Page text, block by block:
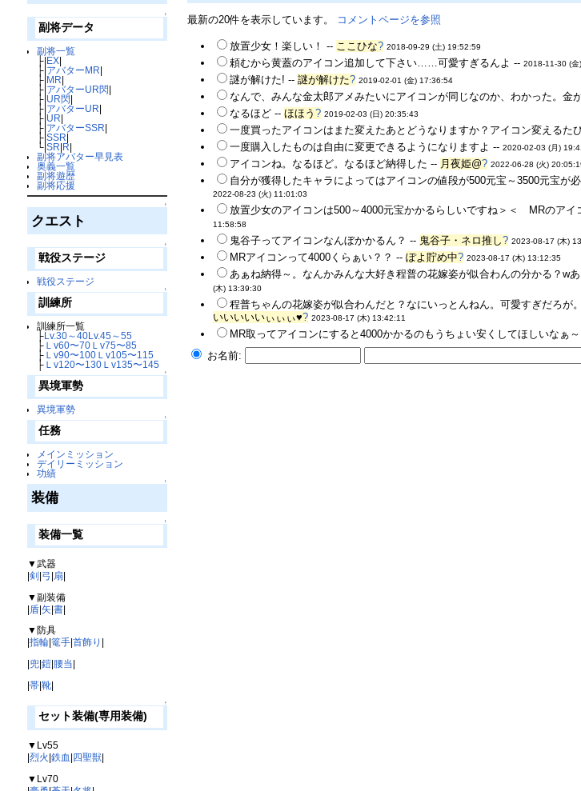
↑
副将データ
副将一覧
├| EX|
├| アバターMR
├| MR
├| アバターUR閃
├| UR閃
├| アバターUR
├| UR
├| アバターSSR
├| SSR
└| SR R
副将アバター早見表
奥義一覧
副将遊歴
副将応援
↑
クエスト
↑
戦役ステージ
戦役ステージ
↑
訓練所
訓練所一覧
├Lv.30～40Lv.45～55
├Ｌv60〜70Ｌv75〜85
├Ｌv90〜100Ｌv105〜115
├Ｌv120〜130Ｌv135〜145
↑
異境軍勢
異境軍勢
↑
任務
メインミッション
デイリーミッション
功績
↑
装備
↑
装備一覧
▼武器
剣 弓 扇
▼副装備
| 盾|矢|書|
▼防具
指輪| 篭手| 首飾り
兜| 鎧| 腰当
|帯|靴|
↑
セット装備(専用装備)
▼Lv55
烈火 鉄血 四聖獣|
▼Lv70
最新の20件を表示しています。 コメントページを参照
放置少女！楽しい！ -- ここひな? 2018-09-29 (土) 19:52:59
頼むから黄蓋のアイコン追加して下さい……可愛すぎるんよ --2018-11-30 (
謎が解けた! --謎が解けた? 2019-02-01 (金) 17:36:54
なんで、みんな金太郎アメみたいにアイコンが同じなのか、わかった。金
なるほど --ほほう? 2019-02-03 (日) 20:35:43
一度買ったアイコンはまた変えたあとどうなりますか？アイコン変えるた
一度購入したものは自由に変更できるようになりますよ --2020-02-03 (月)
アイコンね。なるほど。なるほど納得した -- 月夜姫@? 2022-06-28 (火)
自分が獲得したキャラによってはアイコンの値段が500元宝～3500元宝
2022-08-23 (火) 11:01:03
放置少女のアイコンは500～4000元宝かかるらしいですね＞＜ MRのア
11:58:58
鬼谷子ってアイコンなんぼかかるん？ -- 鬼谷子・ネロ推し? 2023-08-17 (木)
MRアイコンって4000くらぁい？？ --ぽよ貯め中? 2023-08-17 (木) 13:12:35
あぁね納得～。なんかみんな大好き程普の花嫁姿が似合わんの分かる？
(木) 13:39:30
程普ちゃんの花嫁姿が似合わんだと？なにいっとんねん。可愛すぎだろ
いいいいいぃぃぃ♥? 2023-08-17 (木) 13:42:11
MR取ってアイコンにすると4000かかるのもうちょい安くしてほしいなぁ
お名前: